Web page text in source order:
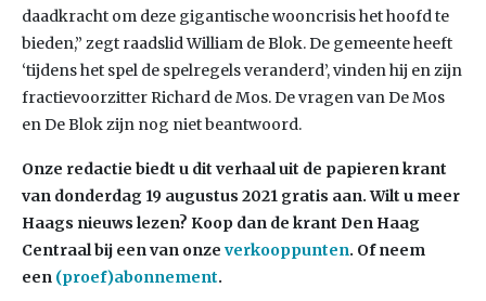
daadkracht om deze gigantische wooncrisis het hoofd te
bieden,” zegt raadslid William de Blok. De gemeente heeft
‘tijdens het spel de spelregels veranderd’, vinden hij en zijn
fractievoorzitter Richard de Mos. De vragen van De Mos
en De Blok zijn nog niet beantwoord.
Onze redactie biedt u dit verhaal uit de papieren krant
van donderdag 19 augustus 2021 gratis aan. Wilt u meer
Haags nieuws lezen? Koop dan de krant Den Haag
Centraal bij een van onze verkooppunten. Of neem
een (proef)abonnement.